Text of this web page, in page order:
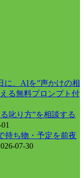
に、AIを”声かけの相
る無料プロンプト付
叱り方”を相談する
持ち物・予定を前夜
07-30